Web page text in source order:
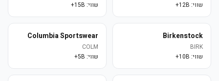
שווי: 12B+
שווי: 15B+
Birkenstock
BIRK
שווי: 10B+
Columbia Sportswear
COLM
שווי: 5B+